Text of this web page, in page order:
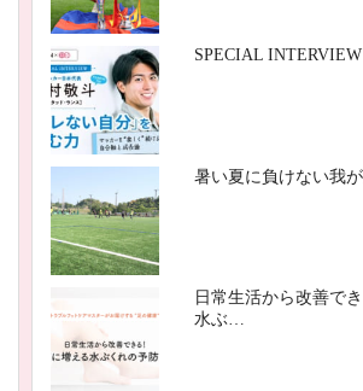
SPECIAL
暑い夏に負けない我
日常生活から改善で
水ぶ…